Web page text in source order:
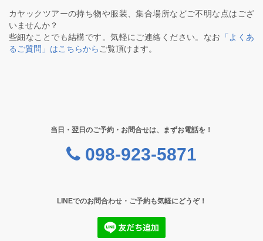
カヤックツアーの持ち物や服装、集合場所などご不明な点はござ
いませんか？
些細なことでも結構です。気軽にご連絡ください。なお
「よくあ
るご質問」はこちらから ご覧頂けます。
当日・翌日のご予約・お問合せは、まずお電話を！
098-923-5871
LINEでのお問合わせ・ご予約も気軽にどうぞ！